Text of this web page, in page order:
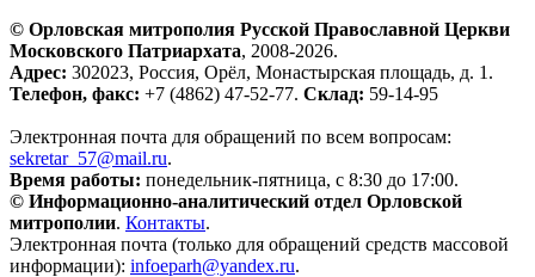
© Орловская митрополия Русской Православной Церкви
Московского Патриархата, 2008-2026.
Адрес: 302023, Россия, Орёл, Монастырская площадь, д. 1.
Телефон, факс: +7 (4862) 47-52-77. Склад: 59-14-95
Электронная почта для обращений по всем вопросам:
sekretar_57@mail.ru.
Время работы: понедельник-пятница, с 8:30 до 17:00.
© Информационно-аналитический отдел Орловской
митрополии. Контакты.
Электронная почта (только для обращений средств массовой
информации): infoeparh@yandex.ru.